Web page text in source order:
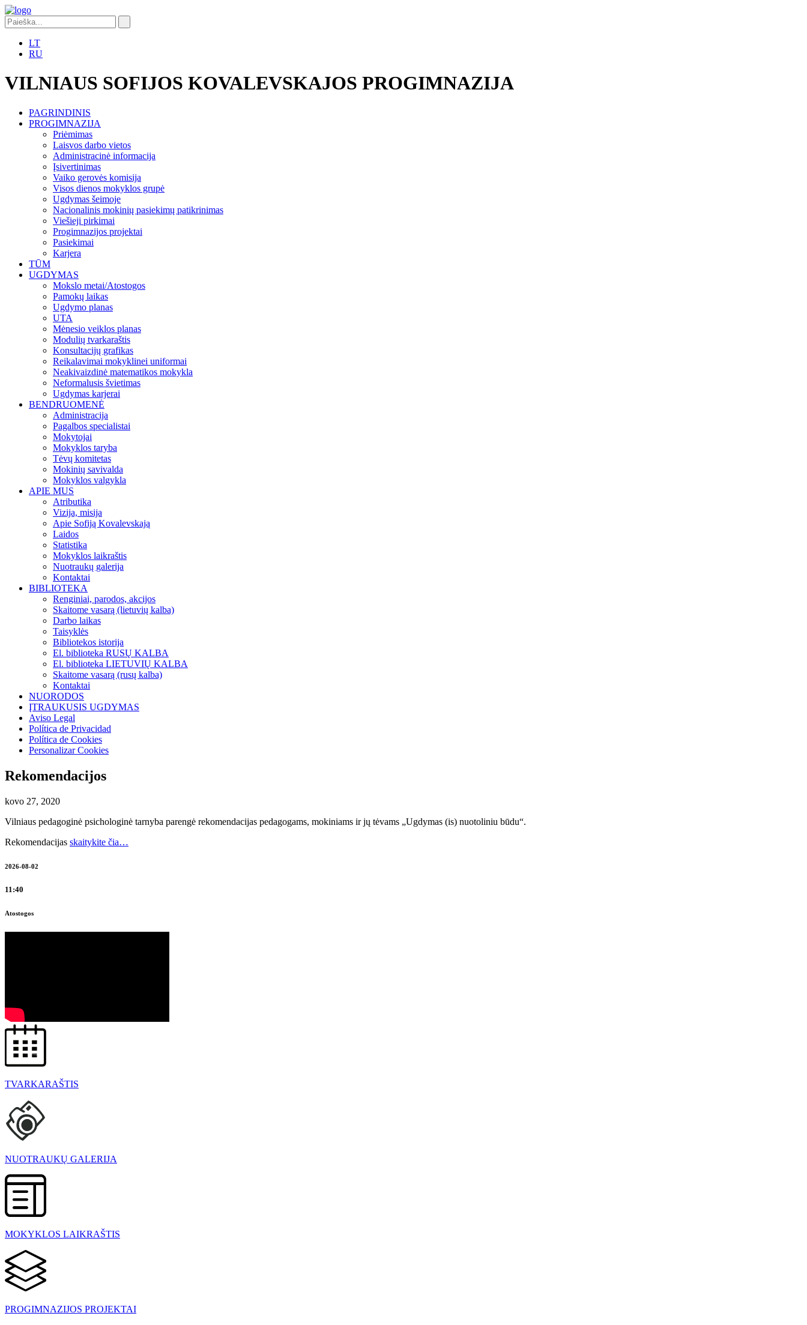
LT
RU
VILNIAUS SOFIJOS KOVALEVSKAJOS PROGIMNAZIJA
PAGRINDINIS
PROGIMNAZIJA
Priėmimas
Laisvos darbo vietos
Administracinė informacija
Įsivertinimas
Vaiko gerovės komisija
Visos dienos mokyklos grupė
Ugdymas šeimoje
Nacionalinis mokinių pasiekimų patikrinimas
Viešieji pirkimai
Progimnazijos projektai
Pasiekimai
Karjera
TŪM
UGDYMAS
Mokslo metai/Atostogos
Pamokų laikas
Ugdymo planas
UTA
Mėnesio veiklos planas
Modulių tvarkaraštis
Konsultacijų grafikas
Reikalavimai mokyklinei uniformai
Neakivaizdinė matematikos mokykla
Neformalusis švietimas
Ugdymas karjerai
BENDRUOMENĖ
Administracija
Pagalbos specialistai
Mokytojai
Mokyklos taryba
Tėvų komitetas
Mokinių savivalda
Mokyklos valgykla
APIE MUS
Atributika
Vizija, misija
Apie Sofiją Kovalevskają
Laidos
Statistika
Mokyklos laikraštis
Nuotraukų galerija
Kontaktai
BIBLIOTEKA
Renginiai, parodos, akcijos
Skaitome vasarą (lietuvių kalba)
Darbo laikas
Taisyklės
Bibliotekos istorija
El. biblioteka RUSŲ KALBA
El. biblioteka LIETUVIŲ KALBA
Skaitome vasarą (rusų kalba)
Kontaktai
NUORODOS
ĮTRAUKUSIS UGDYMAS
Aviso Legal
Política de Privacidad
Política de Cookies
Personalizar Cookies
Rekomendacijos
kovo 27, 2020
Vilniaus pedagoginė psichologinė tarnyba parengė rekomendacijas pedagogams, mokiniams ir jų tėvams „Ugdymas (is) nuotoliniu būdu“.
Rekomendacijas skaitykite čia…
2026-08-02
11:40
Atostogos
TVARKARAŠTIS
NUOTRAUKŲ GALERIJA
MOKYKLOS LAIKRAŠTIS
PROGIMNAZIJOS PROJEKTAI